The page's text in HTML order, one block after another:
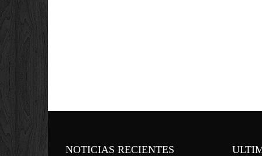
NOTICIAS RECIENTES